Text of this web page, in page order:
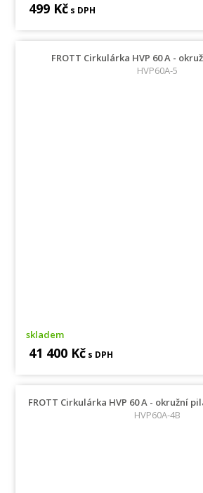
499 Kč s DPH
FROTT Cirkulárka HVP 60 A -
HVP60A-5
skladem
41 400 Kč s DPH
FROTT Cirkulárka HVP 60 A - okružní
HVP60A-4B